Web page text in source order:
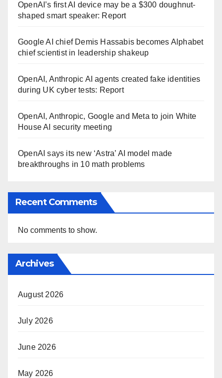
OpenAI’s first AI device may be a $300 doughnut-
shaped smart speaker: Report
Google AI chief Demis Hassabis becomes Alphabet
chief scientist in leadership shakeup
OpenAI, Anthropic AI agents created fake identities
during UK cyber tests: Report
OpenAI, Anthropic, Google and Meta to join White
House AI security meeting
OpenAI says its new ‘Astra’ AI model made
breakthroughs in 10 math problems
Recent Comments
No comments to show.
Archives
August 2026
July 2026
June 2026
May 2026